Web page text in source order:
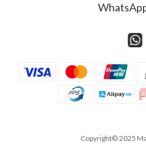
Copyright© 2025